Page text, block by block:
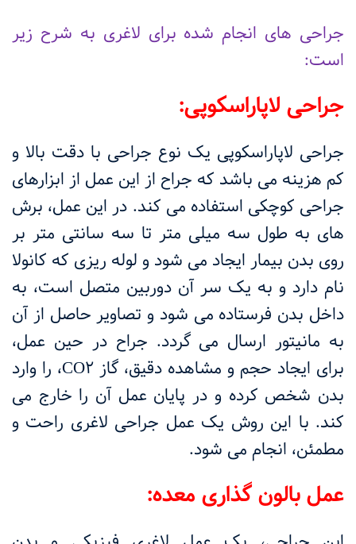
جراحی های انجام شده برای لاغری به شرح زیر
است:
جراحی لاپاراسکوپی:
جراحی لاپاراسکوپی یک نوع جراحی با دقت بالا و
کم هزینه می باشد که جراح از این عمل از ابزارهای
جراحی کوچکی استفاده می کند. در این عمل، برش
های به طول سه میلی متر تا سه سانتی متر بر
روی بدن بیمار ایجاد می شود و لوله ریزی که کانولا
نام دارد و به یک سر آن دوربین متصل است، به
داخل بدن فرستاده می شود و تصاویر حاصل از آن
به مانیتور ارسال می گردد. جراح در حین عمل،
برای ایجاد حجم و مشاهده دقیق، گاز CO2، را وارد
بدن شخص کرده و در پایان عمل آن را خارج می
کند. با این روش یک عمل جراحی لاغری راحت و
مطمئن، انجام می شود.
عمل بالون گذاری معده: